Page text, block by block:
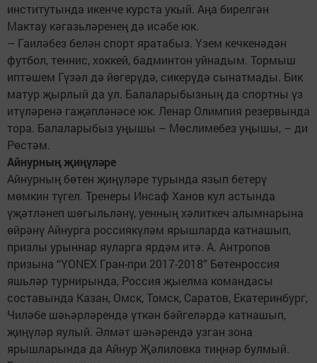
институтында икенче курста укый. Аңа бирелгән
Мактау кәгазьләренең дә исәбе юк.
– Гаиләбез белән спорт яратабыз. Үзем кечкенәдән
футбол, теннис, хоккей, бадминтон уйнадым. Тормыш
иптәшем Гүзәл дә йөгерүдә, сикерүдә сынатмады. Бик
матур җырлый да ул. Балаларыбызның да спортны үз
итүләренә гаҗәпләнәсе юк. Ленар Олимпия резервында
тора. Балаларыбыз уңышы – Мөслимебез уңышы, – ди
Рөстәм.
Айнурның җиңүләре
Айнурның бөтен җиңүләре турында язып бетерү
мөмкин түгел. Тренеры Инсаф Ханов кул астында
үҗәтләнеп шөгыльләнү, уенның хәлиткеч алымнарына
өйрәнү Айнурга россиякүләм ярышларда катнашып,
призлы урыннар яуларга ярдәм итә. А. Антропов
призына “YONEX Гран-при 2017-2018” Бөтенроссия
яшьләр турнирында, Россия җыелма командасы
составында Казан, Омск, Томск, Саратов, Екатеринбург,
Чиләбе шәһәрләрендә үткән бәйгеләрдә катнашып,
җиңүләр яулый. Әлмәт шәһәрендә узган зона
ярышларында да Айнур Җәлиловка тиңнәр булмый.